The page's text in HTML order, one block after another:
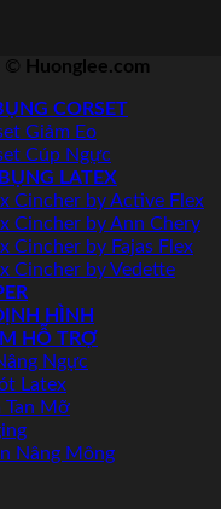
© Huonglee.com
CORSET
Giảm Eo
Cúp Ngực
LATEX
Cincher by Active Flex
Cincher by Ann Chery
Cincher by Fajas Flex
Cincher by Vedette
HÌNH
HỖ TRỢ
Ngực
Latex
Tan Mỡ
Nâng Mông